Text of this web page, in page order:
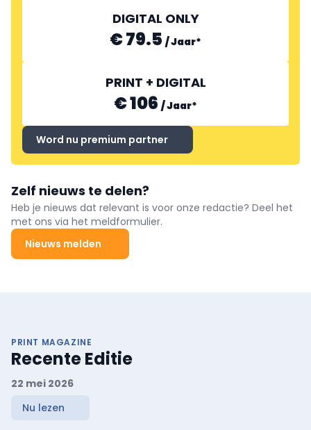
DIGITAL ONLY
€ 79.5 /Jaar*
PRINT + DIGITAL
€ 106 /Jaar*
Word nu premium partner
Zelf nieuws te delen?
Heb je nieuws dat relevant is voor onze redactie? Deel het
met ons via het meldformulier.
Nieuws melden
PRINT MAGAZINE
Recente Editie
22 mei 2026
Nu lezen